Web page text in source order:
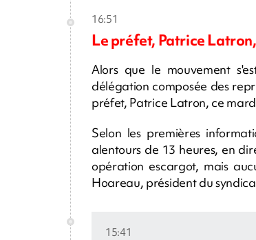
16:51
Le préfet, Patrice
Alors que le mouvement
délégation composée des
préfet, Patrice Latron, ce
Selon les premières
alentours de 13 heures, en
opération escargot, mais
Hoareau, président du
15:41